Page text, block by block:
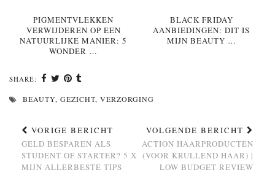
PIGMENTVLEKKEN
VERWIJDEREN OP EEN
NATUURLIJKE MANIER: 5
WONDER …
BLACK FRIDAY
AANBIEDINGEN: DIT IS
MIJN BEAUTY …
SHARE:
BEAUTY, GEZICHT, VERZORGING
VORIGE BERICHT
GELD BESPAREN ALS
STUDENT OF STARTER? 5 X
MIJN ALLERBESTE TIPS
VOLGENDE BERICHT
ACTION HAARPRODUCTEN
(VOOR KRULLEND HAAR) |
LOW BUDGET REVIEW